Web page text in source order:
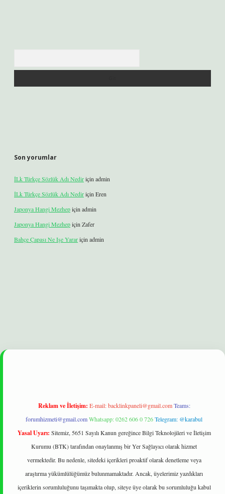
Son yorumlar
İLk Türkçe Sözlük Adı Nediriçin admin
İLk Türkçe Sözlük Adı Nediriçin Eren
Japonya Hangi Mezhepiçin admin
Japonya Hangi Mezhepiçin Zafer
Bahçe Çapası Ne Işe Yarariçin admin
betexper yeni girişilbet
Reklam ve İletişim: E-mail:backlinkpaneli@gmail.com Teams:
forumhizmeti@gmail.comWhatsapp: 0262 606 0 726Telegram: @karabul
Yasal Uyarı: Sitemiz, 5651 Sayılı Kanun gereğince Bilgi Teknolojileri ve İletişim
Kurumu (BTK) tarafından onaylanmış bir Yer Sağlayıcı olarak hizmet
vermektedir. Bu nedenle, sitedeki içerikleri proaktif olarak denetleme veya
araştırma yükümlülüğümüz bulunmamaktadır. Ancak, üyelerimiz yazdıkları
içeriklerin sorumluluğunu taşımakta olup, siteye üye olarak bu sorumluluğu kabul